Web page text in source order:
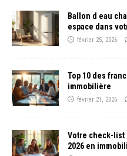
Ballon d eau
espace dans
février 25, 2026
Top 10 des
immobilière
février 21, 2026
Votre check-list
2026 en